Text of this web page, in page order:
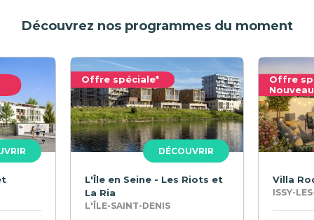
Découvrez nos programmes du moment
Offre spéciale*
DÉCOUVRIR
L'Île en Seine - Les Riots et
La Ria
L'ÎLE-SAINT-DENIS
Offre
Villa
ISSY-